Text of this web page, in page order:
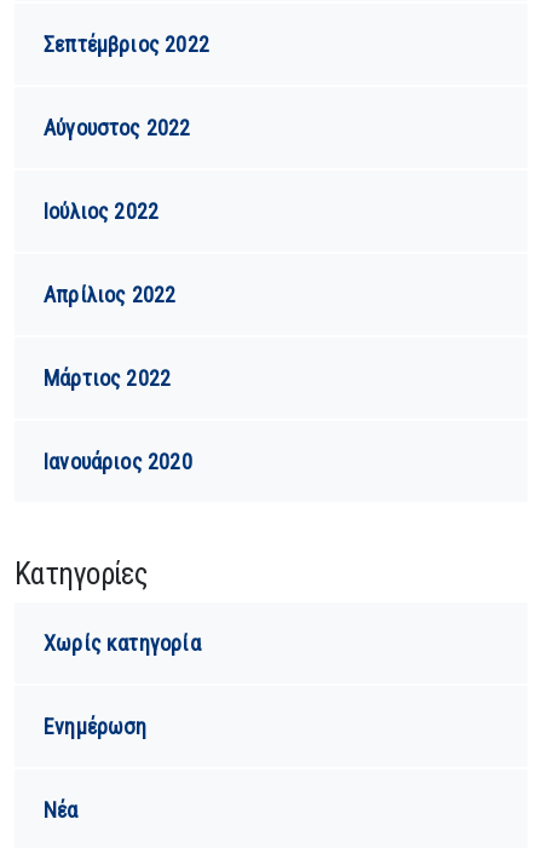
Σεπτέμβριος 2022
Αύγουστος 2022
Ιούλιος 2022
Απρίλιος 2022
Μάρτιος 2022
Ιανουάριος 2020
Kατηγορίες
Χωρίς κατηγορία
Ενημέρωση
Νέα